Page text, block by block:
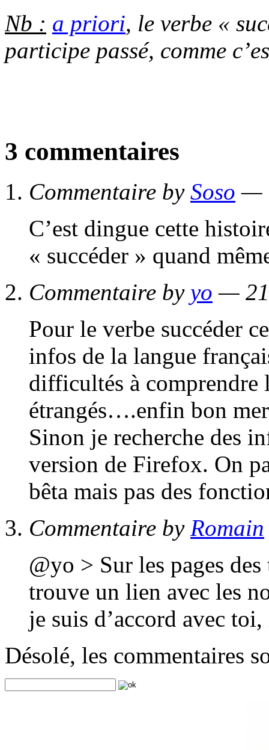
Nb : a priori, le verbe «
participe passé, comme
3 commentaires
Commentaire by Soso —
C’est dingue cette
« succéder » quand
Commentaire by yo —
Pour le verbe succéder
infos de la langue
difficultés à comprendre
étrangés….enfin bon
Sinon je recherche des
version de Firefox. On
bêta mais pas des
Commentaire by Romain
@yo > Sur les pages
trouve un lien avec les
je suis d’accord avec
Désolé, les commentaires